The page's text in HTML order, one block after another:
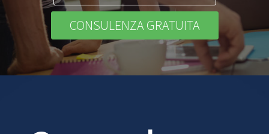
CONSULENZA GRATUITA